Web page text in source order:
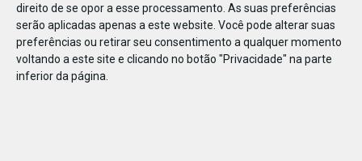
direito de se opor a esse processamento. As suas preferências
serão aplicadas apenas a este website. Você pode alterar suas
preferências ou retirar seu consentimento a qualquer momento
voltando a este site e clicando no botão "Privacidade" na parte
inferior da página.